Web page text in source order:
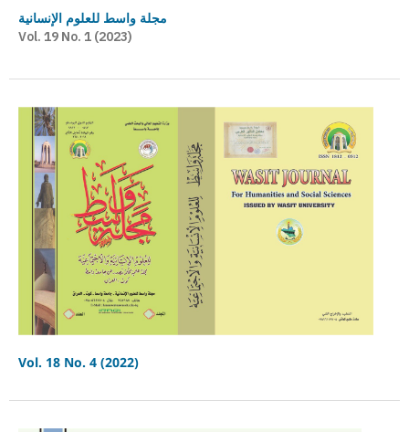
مجلة واسط للعلوم الإنسانية
Vol. 19 No. 1 (2023)
Vol. 18 No. 4 (2022)